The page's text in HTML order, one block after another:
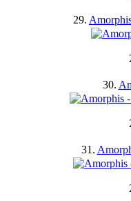
29.
30.
31.